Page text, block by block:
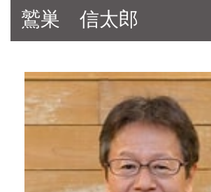
鷲巣 信太郎